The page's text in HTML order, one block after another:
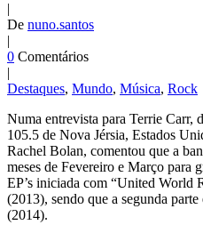
|
De nuno.santos
|
0 Comentários
|
Destaques, Mundo, Música, Rock
Numa entrevista para Terrie
105.5 de Nova Jérsia, Estados
Rachel Bolan, comentou que a
meses de Fevereiro e Março para
EP’s iniciada com “United World
(2013), sendo que a segunda
(2014).